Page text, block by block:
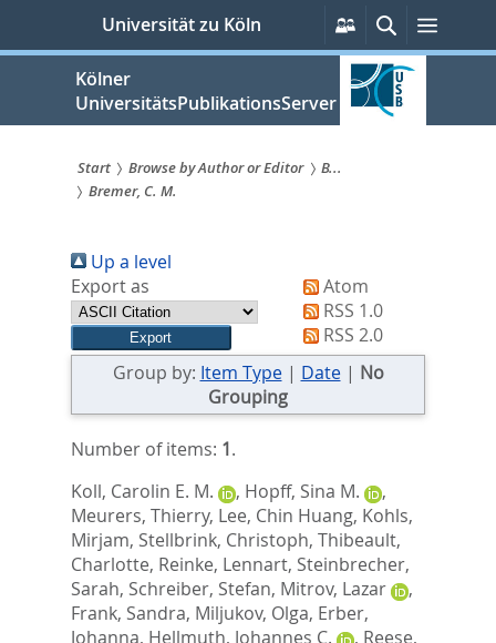
springen
Universität zu Köln
Persönliche
Services
Suche
Kölner
UniversitätsPublikationsServer
Sie
sind
hier:
Start Browse by Author or Editor
B...
Bremer, C. M.
Up a level
Export as
Atom
RSS 1.0
RSS 2.0
Group by: Item Type| Date| No
Grouping
Number of items: 1.
Koll, Carolin E. M.
, Hopff, Sina M.
,
Meurers, Thierry, Lee, Chin Huang, Kohls,
Mirjam, Stellbrink, Christoph, Thibeault,
Charlotte, Reinke, Lennart, Steinbrecher,
Sarah, Schreiber, Stefan, Mitrov, Lazar
,
Frank, Sandra, Miljukov, Olga, Erber,
Johanna, Hellmuth, Johannes C. , Reese,